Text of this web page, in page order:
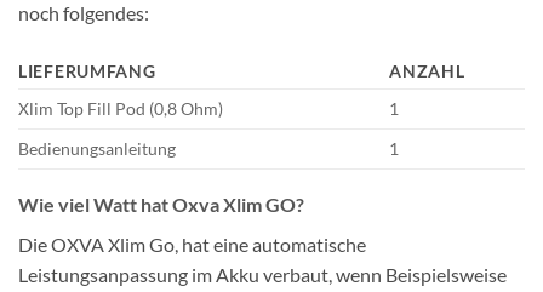
noch folgendes:
LIEFERUMFANG
ANZAHL
Xlim Top Fill Pod (0,8 Ohm)
1
Bedienungsanleitung
1
Wie viel Watt hat Oxva Xlim GO?
Die OXVA Xlim Go, hat eine automatische
Leistungsanpassung im Akku verbaut, wenn Beispielsweise